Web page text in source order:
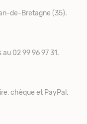
de-Bretagne (35).
02 99 96 97 31.
chèque et PayPal.